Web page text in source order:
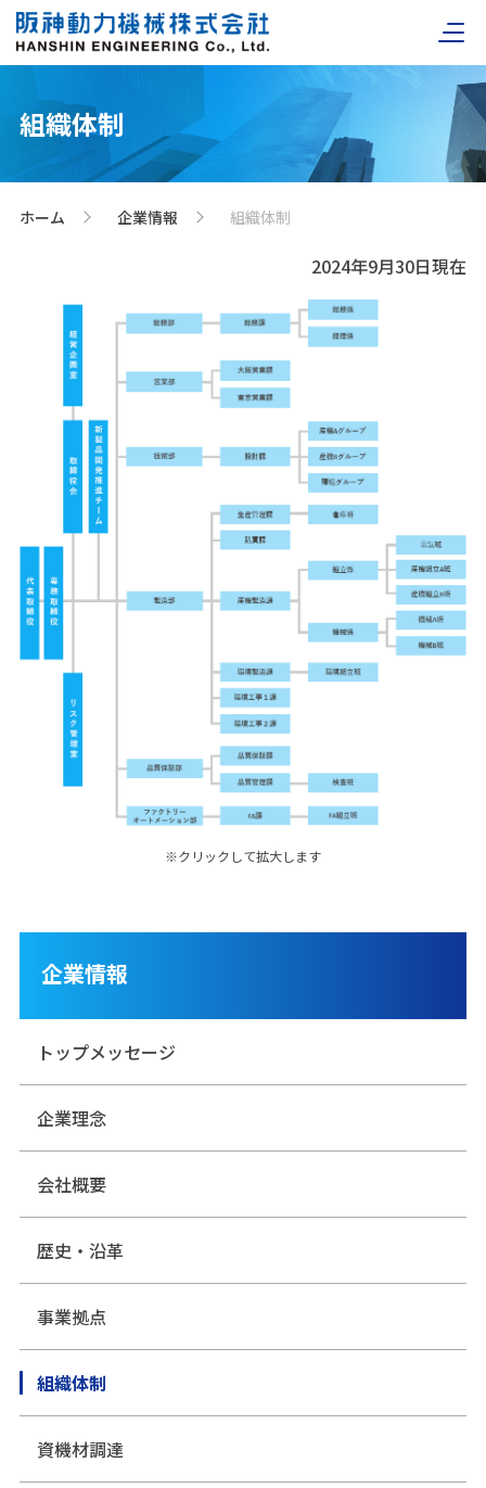
組織体制
ホーム 企業情報 組織体制
2024年9月30日現在
※クリックして拡大します
企業情報
トップメッセージ
企業理念
会社概要
歴史・沿革
事業拠点
組織体制
資機材調達